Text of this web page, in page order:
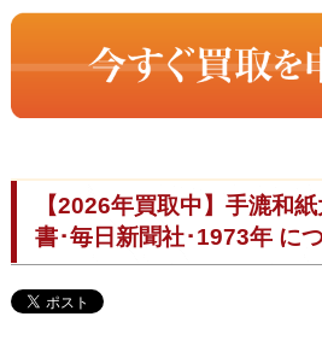
【2026年買取中】手漉和
書･毎日新聞社･1973年 に